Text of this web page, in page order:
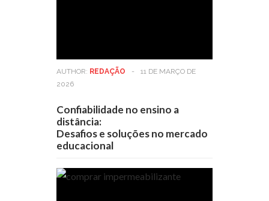
AUTHOR: REDAÇÃO -
11 DE MARÇO DE
2026
Confiabilidade no ensino a
distância:
Desafios e soluções no mercado
educacional